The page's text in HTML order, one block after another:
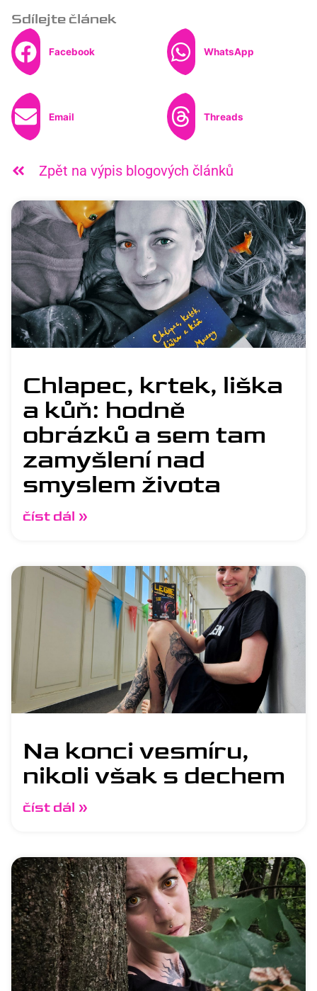
Sdílejte článek
Facebook WhatsApp
Email Threads
Zpět na výpis blogových článků
Chlapec, krtek, liška
a kůň: hodně
obrázků a sem tam
zamyšlení nad
smyslem života
číst dál »
Na konci vesmíru,
nikoli však s dechem
číst dál »